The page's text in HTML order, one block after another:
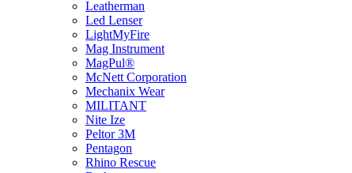
Leatherman
Led Lenser
LightMyFire
Mag Instrument
MagPul®
McNett Corporation
Mechanix Wear
MILITANT
Nite Ize
Peltor 3M
Pentagon
Rhino Rescue